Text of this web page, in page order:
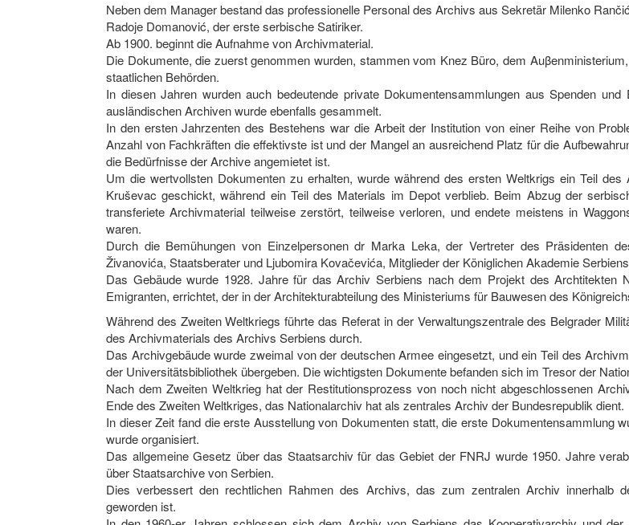
Neben dem Manager bestand das professionelle Personal des Archivs aus Sekretär Milenko
Radoje Domanović, der erste serbische Satiriker.
Ab 1900. beginnt die Aufnahme von Archivmaterial.
Die Dokumente, die zuerst genommen wurden, stammen vom Knez Büro, dem
staatlichen Behörden.
In diesen Jahren wurden auch bedeutende private Dokumentensammlungen aus Spenden
ausländischen Archiven wurde ebenfalls gesammelt.
In den ersten Jahrzenten des Bestehens war die Arbeit der Institution von einer Reihe von
Anzahl von Fachkräften die effektivste ist und der Mangel an ausreichend Platz für die
die Bedürfnisse der Archive angemietet ist.
Um die wertvollsten Dokumenten zu erhalten, wurde während des ersten Weltkrigs ein Teil
Kruševac geschickt, während ein Teil des Materials im Depot verblieb. Beim Abzug der
transferiete Archivmaterial teilweise zerstört, teilweise verloren, und endete meistens in
waren.
Durch die Bemühungen von Einzelpersonen dr Marka Leka, der Vertreter des Präsidenten
Živanovića, Staatsberater und Ljubomira Kovačevića, Mitglieder der Königlichen Akademie
Das Gebäude wurde 1928. Jahre für das Archiv Serbiens nach dem Projekt des Archtitekten
Emigranten, errichtet, der in der Architekturabteilung des Ministeriums für Bauwesen des
Während des Zweiten Weltkriegs führte das Referat in der Verwaltungszentrale des Belgrader
des Archivmaterials des Archivs Serbiens durch.
Das Archivgebäude wurde zweimal von der deutschen Armee eingesetzt, und ein Teil des
der Universitätsbibliothek übergeben. Die wichtigsten Dokumente befanden sich im Tresor der
Nach dem Zweiten Weltkrieg hat der Restitutionsprozess von noch nicht abgeschlossenen
Ende des Zweiten Weltkriges, das Nationalarchiv hat als zentrales Archiv der Bundesrepublik dient.
In dieser Zeit fand die erste Ausstellung von Dokumenten statt, die erste Dokumentensammlung
wurde organisiert.
Das allgemeine Gesetz über das Staatsarchiv für das Gebiet der FNRJ wurde 1950. Jahre
über Staatsarchive von Serbien.
Dies verbessert den rechtlichen Rahmen des Archivs, das zum zentralen Archiv innerhalb
geworden ist.